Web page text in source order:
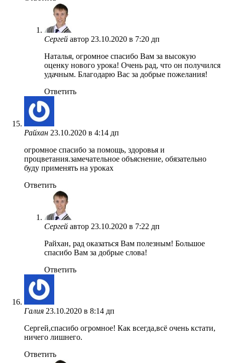
Сергей автор 23.10.2020 в 7:20 дп
Наталья, огромное спасибо Вам за высокую
оценку нового урока! Очень рад, что он получился
удачным. Благодарю Вас за добрые пожелания!
Ответить
Райхан 23.10.2020 в 4:14 дп
огромное спасибо за помощь, здоровья и
процветания.замечательное объяснение, обязательно
буду применять на уроках
Ответить
Сергей автор 23.10.2020 в 7:22 дп
Райхан, рад оказаться Вам полезным! Большое
спасибо Вам за добрые слова!
Ответить
Галия 23.10.2020 в 8:14 дп
Cергей,спасибо огромное! Как всегда,всё очень кстати,
ничего лишнего.
Ответить